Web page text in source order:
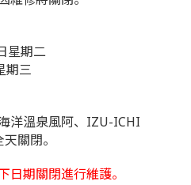
星期二
期三
洋溫泉風阿、IZU-ICHI
關閉。
日期關閉進行維護。